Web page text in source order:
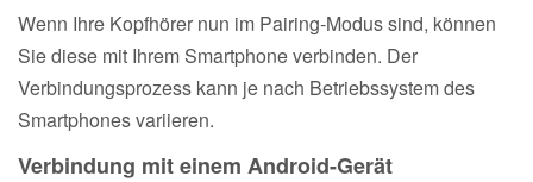
Wenn Ihre Kopfhörer nun im Pairing-Modus sind, können
Sie diese mit Ihrem Smartphone verbinden. Der
Verbindungsprozess kann je nach Betriebssystem des
Smartphones variieren.
Verbindung mit einem Android-Gerät